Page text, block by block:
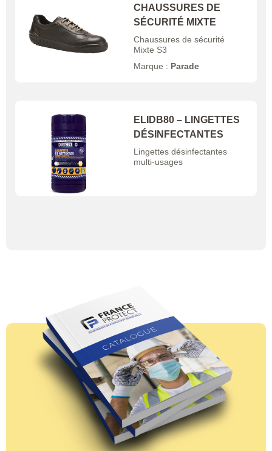
CHAUSSURES DE
SÉCURITÉ MIXTE
Chaussures de sécurité
Mixte S3
Marque : Parade
ELIDB80 – LINGETTES
DÉSINFECTANTES
Lingettes désinfectantes
multi-usages